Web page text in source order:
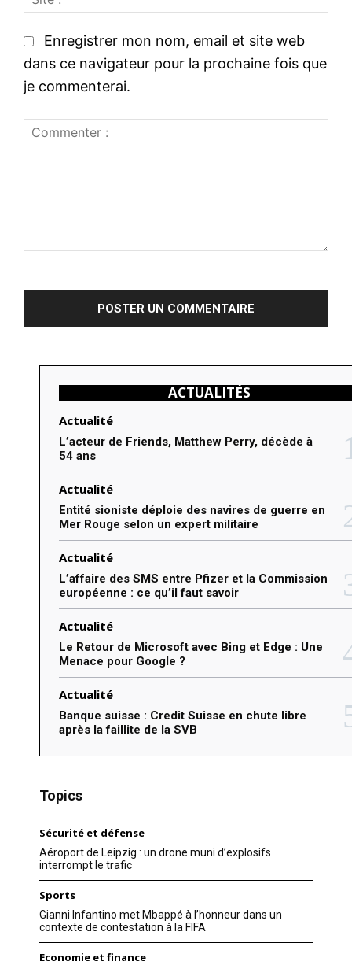
m
i
Enregistrer mon nom, email et site web
dans ce navigateur pour la prochaine fois que
je commenterai.
ACTUALITÉS
Actualité
L’acteur de Friends, Matthew Perry, décède à
54 ans
Actualité
Entité sioniste déploie des navires de guerre en
Mer Rouge selon un expert militaire
Actualité
L’affaire des SMS entre Pfizer et la Commission
européenne : ce qu’il faut savoir
Actualité
Le Retour de Microsoft avec Bing et Edge : Une
Menace pour Google ?
Actualité
Banque suisse : Credit Suisse en chute libre
après la faillite de la SVB
Topics
Sécurité et défense
Aéroport de Leipzig : un drone muni d’explosifs
interrompt le trafic
Sports
Gianni Infantino met Mbappé à l’honneur dans un
contexte de contestation à la FIFA
Economie et finance